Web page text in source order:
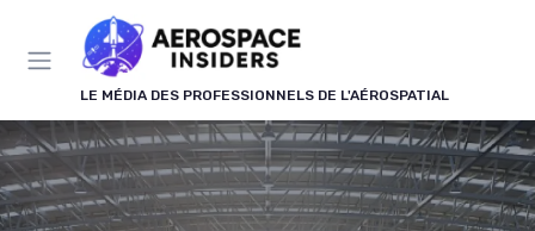
LE MÉDIA DES PROFESSIONNELS DE L'AÉROSPATIAL
Panneau de gestion des cookies